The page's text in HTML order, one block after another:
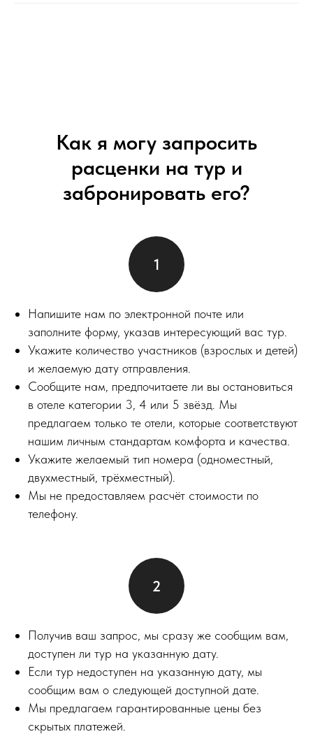
Как я могу запросить
расценки на тур и
забронировать его?
Напишите нам по электронной почте или
заполните форму, указав интересующий вас тур.
Укажите количество участников (взрослых и детей)
и желаемую дату отправления.
Сообщите нам, предпочитаете ли вы остановиться
в отеле категории 3, 4 или 5 звёзд. Мы
предлагаем только те отели, которые соответствуют
нашим личным стандартам комфорта и качества.
Укажите желаемый тип номера (одноместный,
двухместный, трёхместный).
Мы не предоставляем расчёт стоимости по
телефону.
Получив ваш запрос, мы сразу же сообщим вам,
доступен ли тур на указанную дату.
Если тур недоступен на указанную дату, мы
сообщим вам о следующей доступной дате.
Мы предлагаем гарантированные цены без
скрытых платежей.